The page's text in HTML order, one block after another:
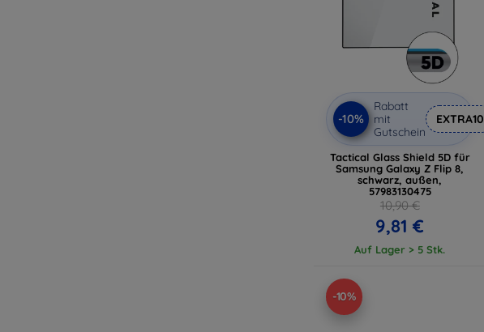
-10%
Rabatt
mit
Gutschein
EXTRA10
Tactical Glass Shield 5D für
Samsung Galaxy Z Flip 8,
schwarz, außen,
57983130475
10,90 €
9,81 €
Auf Lager > 5 Stk.
-10%